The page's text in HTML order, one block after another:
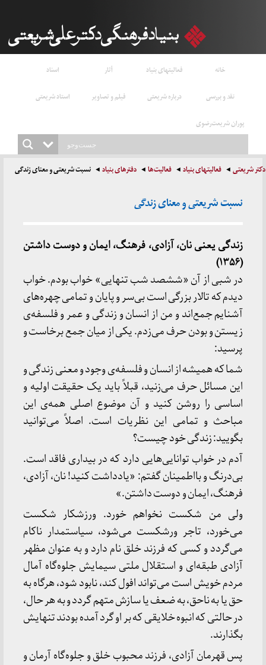
خانه فعالیتهای بنیاد آثار
اسناد
نقد و بررسی
درباره شریعتی فیلم و تصاویر
استاد شریعتی
پوران شریعت‌رضوی
دکتر شریعتی فعالیتهای بنیاد فعالیت‌ها دفترهای بنیاد نسبت شریعتی و معنای زندگی
نسبت شریعتی و معنای زندگی
زندگی یعنی نان، آزادی، فرهنگ، ایمان و دوست داشتن
(۱۳۵۶)
در شبی از آن «ششصد شب تنهایی» خواب بودم. خواب
دیدم که تالار بزرگی است بی‌سر و پایان و تمامی چهره‌های
آشنایم جمع‌اند و من از انسان و زندگی و عمر و فلسفه‌ی
زیستن و بودن حرف می‌زدم. یکی از میان جمع برخاست و
پرسید:
شما که همیشه از انسان و فلسفه‌ی وجود و معنی زندگی و
این مسائل حرف می‌زنید، قبلاً باید یک حقیقت اولیه و
اساسی را روشن کنید و آن موضوع اصلی همه‌ی این
مباحث و تمامی این نظریات است. اصلاً می‌توانید
بگویید: زندگی خود چیست؟
آدم در خواب توانایی‌هایی دارد که در بیداری فاقد است.
بی‌درنگ و بااطمینان گفتم: «یادداشت کنید! نان، آزادی،
فرهنگ، ایمان و دوست داشتن.»
ولی من شکست نخواهم خورد. ورزشکار شکست
می‌خورد، تاجر ورشکست می‌شود، سیاستمدار ناکام
می‌گردد و کسی که فرزند خلق نام دارد و به عنوان مظهر
آزادی طبقه‌ای و استقلال ملتی سیمایش جلوه‌گاه آمال
مردم خویش است می‌تواند افول کند، نابود شود، هرگاه به‌
حق یا به ‌ناحق، به ضعف یا سازش متهم گردد و به هر حال،
در حالتی که انبوه خلایقی که بر او گرد آمده بودند تنهایش
بگذارند.
پس قهرمان آزادی، فرزند محبوب خلق و جلوه‌گاه آرمان و